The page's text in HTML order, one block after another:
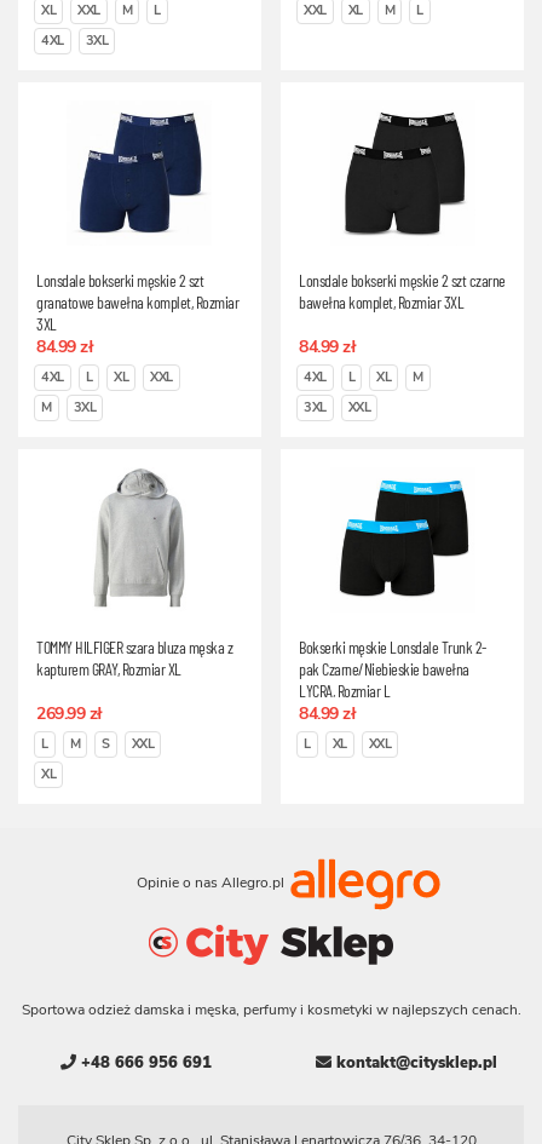
XL XXL M
L
4XL
3XL
XXL XL M L
Lonsdale bokserki męskie 2 szt
granatowe bawełna komplet, Rozmiar
3XL
84.99 zł
4XL L XL
XXL
M
3XL
Lonsdale bokserki męskie 2 szt czarne
bawełna komplet, Rozmiar 3XL
84.99 zł
4XL L XL
M
3XL
XXL
TOMMY HILFIGER szara bluza męska z
kapturem GRAY, Rozmiar XL
269.99 zł
L M S
XXL
XL
Bokserki męskie Lonsdale Trunk 2-
pak Czarne/Niebieskie bawełna
LYCRA, Rozmiar L
84.99 zł
L XL XXL
Opinie o nas Allegro.pl
Sportowa odzież damska i męska, perfumy i kosmetyki w najlepszych cenach.
+48 666 956 691 kontakt@citysklep.pl